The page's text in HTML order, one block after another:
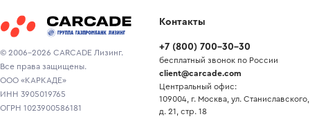
© 2006-2026 CARCADE Лизинг.
Все права защищены.
ООО «КАРКАДЕ»
ИНН 3905019765
ОГРН 1023900586181
Контакты
+7 (800) 700-30-30
бесплатный звонок по России
client@carcade.com
Центральный офис:
109004, г. Москва, ул. Станиславского,
д. 21, стр. 18